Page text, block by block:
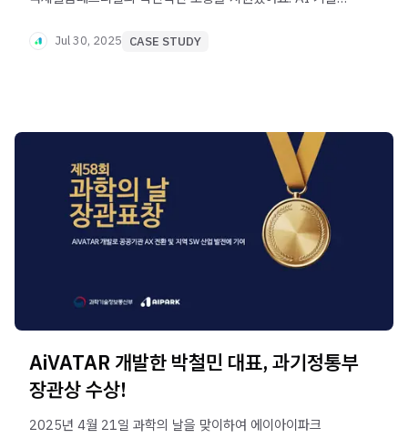
Jul 30, 2025 CASE STUDY
AiVATAR 개발한 박철민 대표, 과기정통부
장관상 수상!
2025년 4월 21일 과학의 날을 맞이하여 에이아이파크